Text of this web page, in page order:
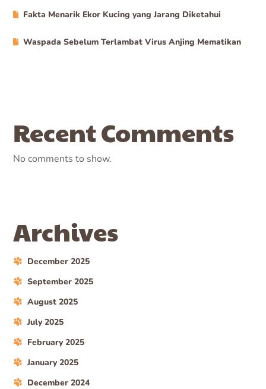
Fakta Menarik Ekor Kucing yang Jarang Diketahui
Waspada Sebelum Terlambat Virus Anjing Mematikan
Recent Comments
No comments to show.
Archives
December 2025
September 2025
August 2025
July 2025
February 2025
January 2025
December 2024